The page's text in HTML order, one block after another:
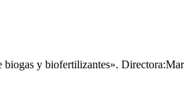
y biofertilizantes».